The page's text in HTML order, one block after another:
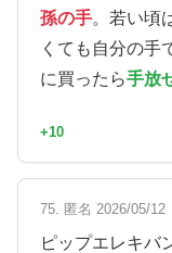
孫の手。若い頃
くても自分の手
に買ったら手放
+10
75. 匿名 2026/05/12
ピップエレキバ